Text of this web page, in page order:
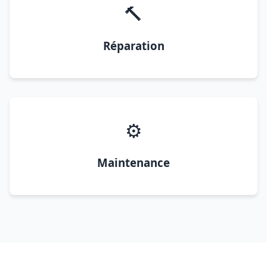
🔨
Réparation
⚙️
Maintenance